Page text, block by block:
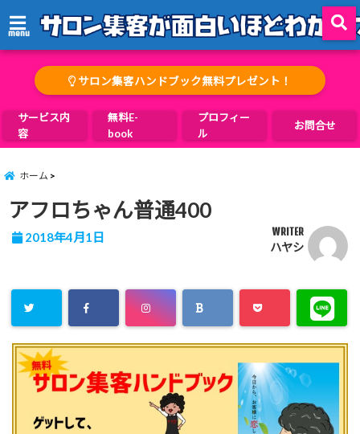
menu
サロン集客ハンドブック無料プレゼント！
サービス内
容
無料E-
book
プロフィー
ル
お問合せ
ホーム
アフロちゃん普通400
2018年4月1日 WRITER
ハヤシ